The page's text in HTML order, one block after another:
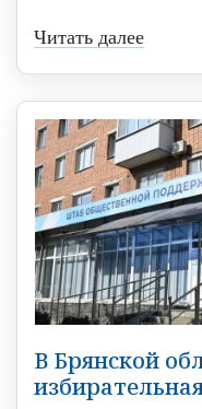
Читать далее
В Брянской